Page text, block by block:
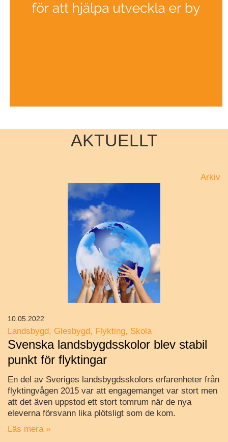
AKTUELLT
Arkiv
Landsbygd Glesbygd Flykting Skola
Svenska landsbygdsskolor blev stabil
punkt för flyktingar
En del av Sveriges landsbygdsskolors erfarenheter från
flyktingvågen 2015 var att engagemanget var stort men
att det även uppstod ett stort tomrum när de nya
eleverna försvann lika plötsligt som de kom.
Läs mera »
10.05.2022